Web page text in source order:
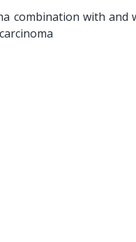
combination with and